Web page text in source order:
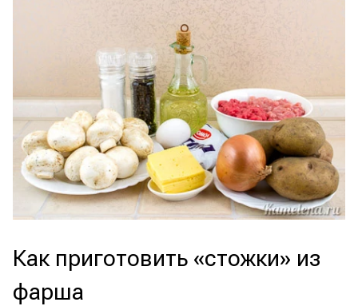
Как приготовить «стожки» из
фарша